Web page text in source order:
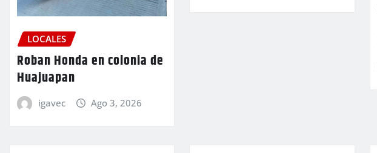
LOCALES
Roban Honda en colonia de
Huajuapan
igavec Ago 3, 2026